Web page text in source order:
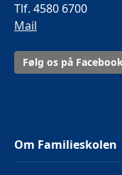
Tlf. 4580 6700
Mail
Følg os på
Om Familieskolen